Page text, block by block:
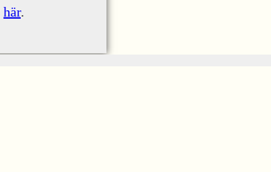
här.